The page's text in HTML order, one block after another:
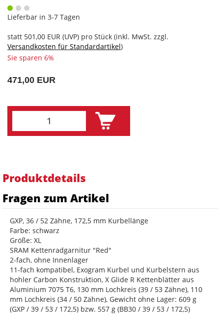
Lieferbar in 3-7 Tagen
statt 501,00 EUR (UVP) pro Stück (inkl. MwSt. zzgl.
Versandkosten für Standardartikel)
Sie sparen 6%
471,00 EUR
Produktdetails
Fragen zum Artikel
GXP, 36 / 52 Zähne, 172,5 mm Kurbellänge
Farbe: schwarz
Größe: XL
SRAM Kettenradgarnitur "Red"
2-fach, ohne Innenlager
11-fach kompatibel, Exogram Kurbel und Kurbelstern aus
hohler Carbon Konstruktion, X Glide R Kettenblätter aus
Aluminium 7075 T6, 130 mm Lochkreis (39 / 53 Zähne), 110
mm Lochkreis (34 / 50 Zähne), Gewicht ohne Lager: 609 g
(GXP / 39 / 53 / 172,5) bzw. 557 g (BB30 / 39 / 53 / 172,5)